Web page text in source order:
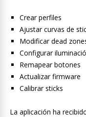
Crear perfiles
Ajustar curvas de
Modificar dead
Configurar
Remapear botones
Actualizar firmware
Calibrar sticks
La aplicación ha